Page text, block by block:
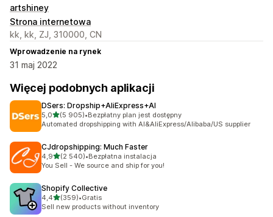
artshiney
Strona internetowa
kk, kk, ZJ, 310000, CN
Wprowadzenie na rynek
31 maj 2022
Więcej podobnych aplikacji
DSers: Dropship+AliExpress+AI
5,0na 5 gwiazdek
(5 905)
Łączna liczba recenzji: 5905
•Bezpłatny plan jest dostępny
Automated dropshipping with AI&AliExpress/Alibaba/US supplier
CJdropshipping: Much Faster
4,9na 5 gwiazdek
(2 540)
Łączna liczba recenzji: 2540
•Bezpłatna instalacja
You Sell - We source and ship for you!
Shopify Collective
4,4na 5 gwiazdek
(359)
Łączna liczba recenzji: 359
•Gratis
Sell new products without inventory